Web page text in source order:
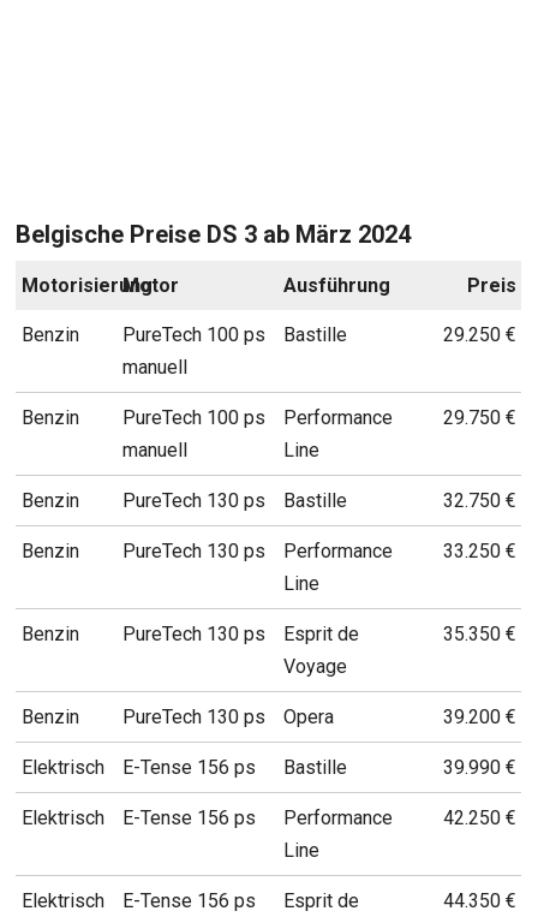
Belgische Preise DS 3 ab März 2024
MotorisierungMotor Ausführung Preis
Benzin
PureTech 100 ps
manuell
Bastille 29.250 €
Benzin
PureTech 100 ps
manuell
Performance
Line
29.750 €
Benzin PureTech 130 ps Bastille 32.750 €
Benzin PureTech 130 ps
Performance
Line
33.250 €
Benzin PureTech 130 ps
Esprit de
Voyage
35.350 €
Benzin PureTech 130 ps Opera 39.200 €
Elektrisch E-Tense 156 ps Bastille 39.990 €
Elektrisch E-Tense 156 ps
Performance
Line
42.250 €
Elektrisch E-Tense 156 ps Esprit de 44.350 €